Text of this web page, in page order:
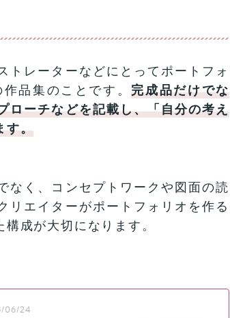
トレーターなどにとってポートフォ
作品集のことです。完成品だけでな
ローチなどを記載し、「自分の考え
す。
なく、コンセプトワークや図面の読
リエイターがポートフォリオを作る
成が大切になります。
06/24